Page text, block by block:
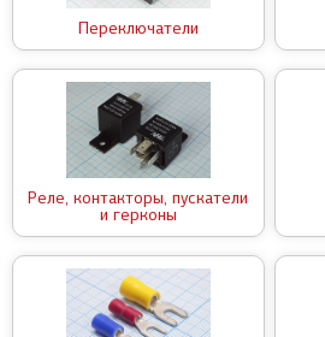
Переключатели
Реле, контакторы, пускатели
и герконы